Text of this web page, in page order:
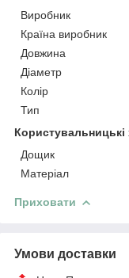
Виробник
Країна виробник
Довжина
Діаметр
Колір
Тип
Користувальницькі
Дощик
Матеріал
Приховати
Умови доставки